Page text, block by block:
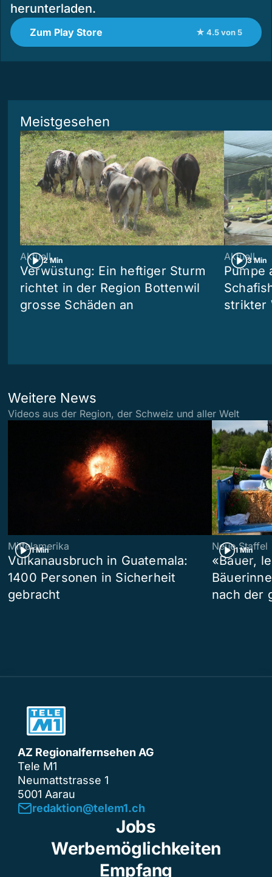
herunterladen.
Zum Play Store ★ 4.5 von 5
Meistgesehen
2 Min
Aktuell
Verwüstung: Ein heftiger Sturm
richtet in der Region Bottenwil
grosse Schäden an
3 Min
Aktuell
Pumpe
strikter
Weitere News
Videos aus der Region, der Schweiz und aller Welt
1 Min
Mittelamerika
Vulkanausbruch in Guatemala:
1400 Personen in Sicherheit
gebracht
1 Min
Neue Staffel
«Bauer,
nach der
AZ Regionalfernsehen AG
Tele M1
Neumattstrasse 1
5001 Aarau
redaktion@telem1.ch
Jobs
Werbemöglichkeiten
Empfang